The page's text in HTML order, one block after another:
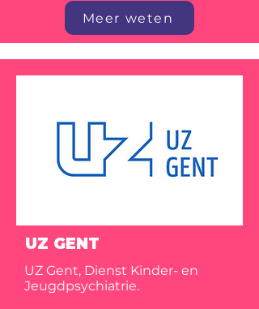
Meer weten
UZ GENT
UZ Gent, Dienst Kinder- en
Jeugdpsychiatrie.